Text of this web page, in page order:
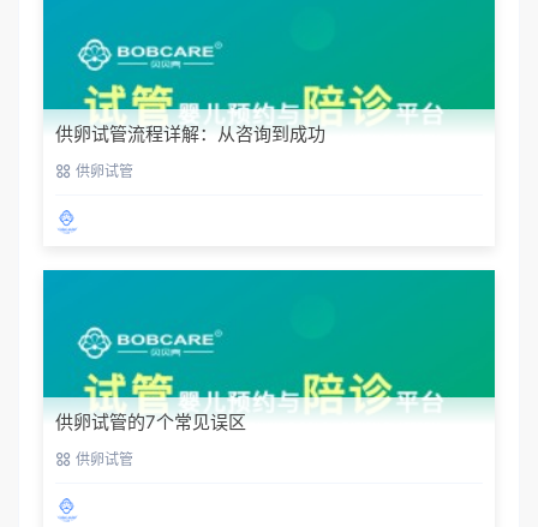
供卵试管流程详解：从咨询到成功
供卵试管
供卵试管的7个常见误区
供卵试管